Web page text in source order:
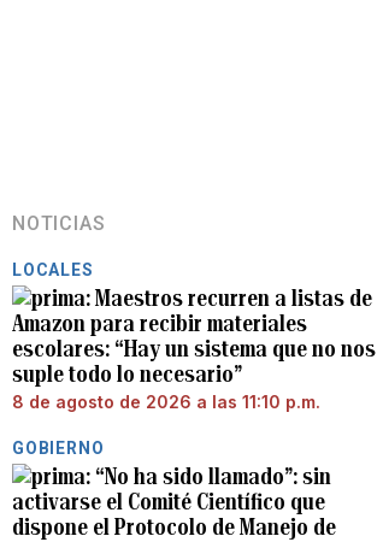
NOTICIAS
LOCALES
Maestros recurren a listas de
Amazon para recibir materiales
escolares: “Hay un sistema que no nos
suple todo lo necesario”
8 de agosto de 2026 a las 11:10 p.m.
GOBIERNO
“No ha sido llamado”: sin
activarse el Comité Científico que
dispone el Protocolo de Manejo de